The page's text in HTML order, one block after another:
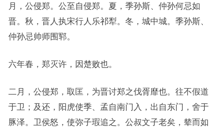
月，公侵郑。公至自侵郑。夏，季孙斯、仲孙何忌如
晋。秋，晋人执宋行人乐祁犁。冬，城中城。季孙斯、
仲孙忌帅师围郓。
六年春，郑灭许，因楚败也。
二月，公侵郑，取匡，为晋讨郑之伐胥靡也。往不假道
于卫；及还，阳虎使季、孟自南门入，出自东门，舍于
豚泽。卫侯怒，使弥子瑕追之。公叔文子老矣，辇而如